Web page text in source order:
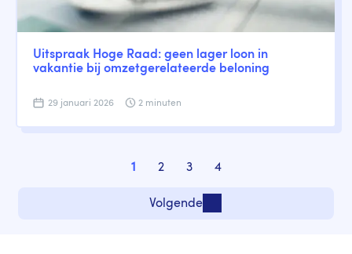
Uitspraak Hoge Raad: geen lager loon in
vakantie bij omzetgerelateerde beloning
29 januari 2026 2 minuten
1
2
3
4
Volgende pagina
Volgende